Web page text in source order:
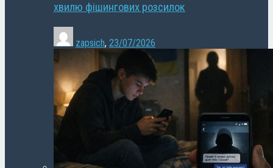
хвилю фішингових розсилок
zapsich, 23/07/2026